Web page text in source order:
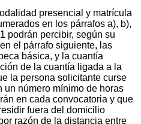
presencial y matrícula
en los párrafos a), b),
podrán percibir, según su
el párrafo siguiente, las
básica, y la cuantía
de la cuantía ligada a la
la persona solicitante curse
un número mínimo de horas
en cada convocatoria y que
fuera del domicilio
razón de la distancia entre